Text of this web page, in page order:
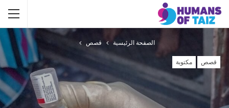
الصفحة الرئيسية قصص
قصص مكتوبة